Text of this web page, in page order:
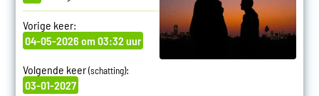
Vorige keer:
04-05-2026 om 03:32 uur
Volgende keer(schatting):
03-01-2027